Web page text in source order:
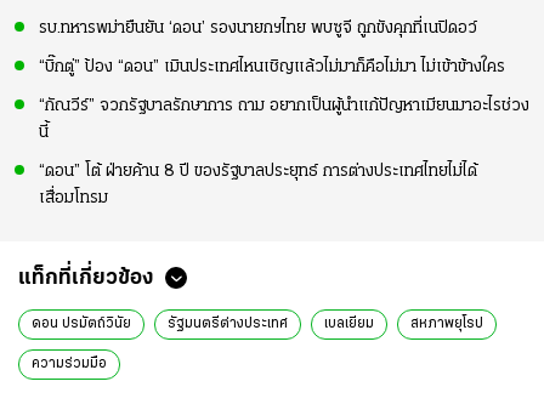
รบ.ทหารพม่ายืนยัน ‘ดอน’ รองนายกฯไทย พบซูจี ถูกขังคุกที่เนปิดอว์
“บิ๊กตู่” ป้อง “ดอน” เมินประเทศไหนเชิญแล้วไม่มาก็คือไม่มา ไม่เข้าข้างใคร
“กัณวีร์” จวกรัฐบาลรักษาการ ถาม อยากเป็นผู้นำแก้ปัญหาเมียนมาอะไรช่วง
นี้
“ดอน” โต้ ฝ่ายค้าน 8 ปี ของรัฐบาลประยุทธ์ การต่างประเทศไทยไม่ได้
เสื่อมโทรม
แท็กที่เกี่ยวข้อง
ดอน ปรมัตถ์วินัย รัฐมนตรีต่างประเทศ เบลเยียม สหภาพยุโรป
ความร่วมมือ